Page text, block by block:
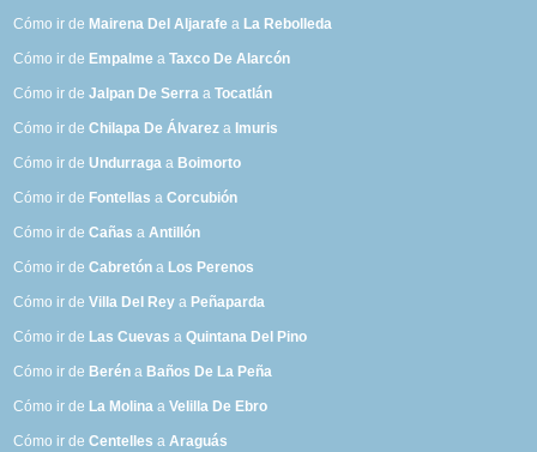
Cómo ir de Mairena Del Aljarafe a La Rebolleda
Cómo ir de Empalme aTaxco De Alarcón
Cómo ir deJalpan De Serra aTocatlán
Cómo ir deChilapa De Álvarez a Imuris
Cómo ir deUndurraga a Boimorto
Cómo ir de Fontellas aCorcubión
Cómo ir deCañas aAntillón
Cómo ir deCabretón a Los Perenos
Cómo ir deVilla Del Rey a Peñaparda
Cómo ir de Las Cuevas aQuintana Del Pino
Cómo ir de Berén a Baños De La Peña
Cómo ir de La Molina aVelilla De Ebro
Cómo ir deCentelles aAraguás